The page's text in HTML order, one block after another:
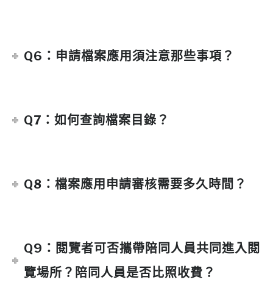
Q6：申請檔案應用須注意那些事項？
Q7：如何查詢檔案目錄？
Q8：檔案應用申請審核需要多久時間？
Q9：閱覽者可否攜帶陪同人員共同進入閱
覽場所？陪同人員是否比照收費？